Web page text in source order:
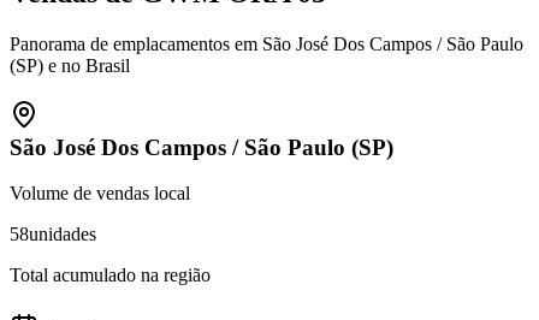
Panorama de emplacamentos em São José Dos Campos / São Paulo
(SP) e no Brasil
São José Dos Campos / São Paulo (SP)
Volume de vendas local
58unidades
Total acumulado na região